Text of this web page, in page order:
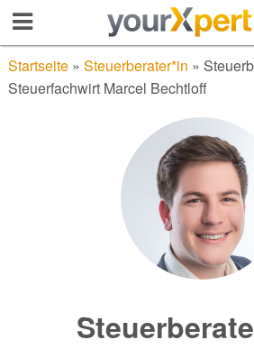
Startseite» Steuerberater*in »
Steuerfachwirt Marcel Bechtloff